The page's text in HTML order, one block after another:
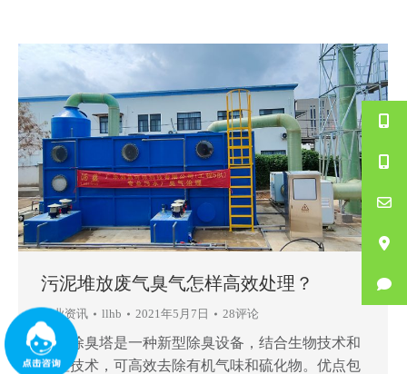
污泥堆放废气臭气怎样高效处理？
行业资讯 llhb 2021年5月7日 28评论
生物除臭塔是一种新型除臭设备，结合生物技术和
物理技术，可高效去除有机气味和硫化物。优点包